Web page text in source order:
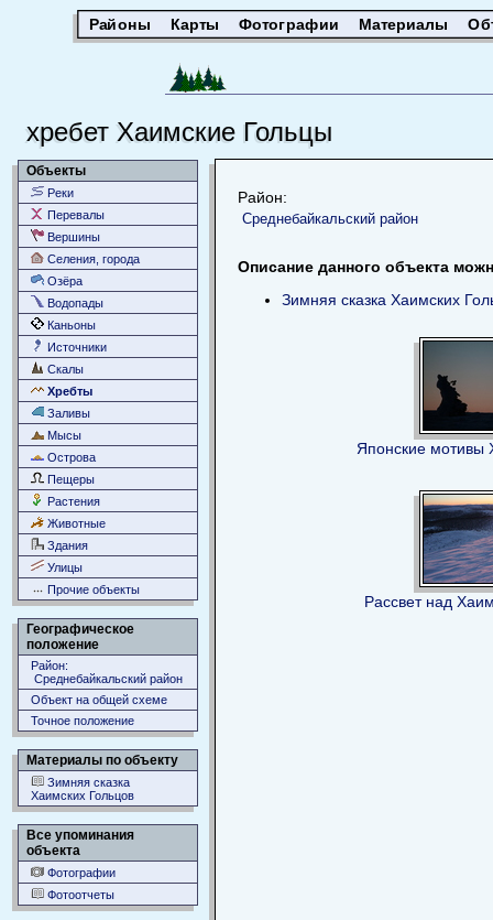
Районы Карты Фотографии Материалы
хребет Хаимские Гольцы
Объекты
Реки
Перевалы
Вершины
Селения, города
Озёра
Водопады
Каньоны
Источники
Скалы
Хребты
Заливы
Мысы
Острова
Пещеры
Растения
Животные
Здания
Улицы
Прочие объекты
Географическое
положение
Район:
Среднебайкальский район
Объект на общей схеме
Точное положение
Материалы по объекту
Зимняя сказка
Хаимских Гольцов
Все упоминания
объекта
Фотографии
Фотоотчеты
Район:
Среднебайкальский район
Описание данного объекта
Зимняя сказка Хаимских
Японские мотивы
Рассвет над